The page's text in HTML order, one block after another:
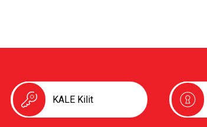
KALE Kilit